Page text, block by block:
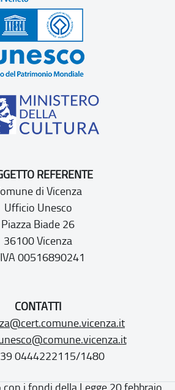
REFERENTE
di Vicenza
Ufficio Unesco
Piazza Biade 26
36100 Vicenza
00516890241
CONTATTI
0444222115/1480